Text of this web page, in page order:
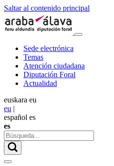
Saltar al contenido principal
Sede electrónica
Temas
Atención ciudadana
Diputación Foral
Actualidad
euskara eu
eu |
español es
es